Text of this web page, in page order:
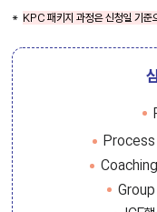
KPC 패키지 과정은 신청일 기준
Process